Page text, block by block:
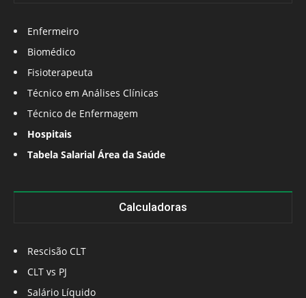
Enfermeiro
Biomédico
Fisioterapeuta
Técnico em Análises Clínicas
Técnico de Enfermagem
Hospitais
Tabela Salarial Área da Saúde
Calculadoras
Rescisão CLT
CLT vs PJ
Salário Líquido